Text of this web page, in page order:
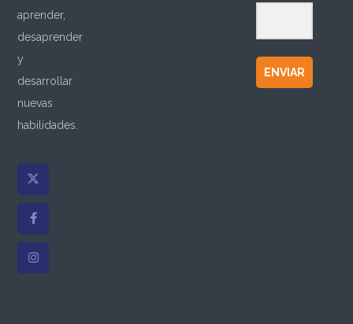
aprender,
desaprender
y
desarrollar
nuevas
habilidades.
ENVIAR